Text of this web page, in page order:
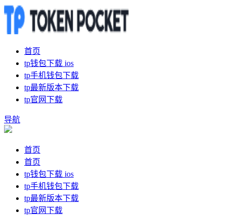
首页
tp钱包下载 ios
tp手机钱包下载
tp最新版本下载
tp官网下载
导航
首页
首页
tp钱包下载 ios
tp手机钱包下载
tp最新版本下载
tp官网下载